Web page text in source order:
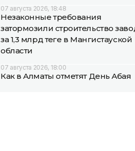
07 августа 2026, 18:48
Незаконные требования
затормозили строительство
за 1,3 млрд теңге в Мангистауской
области
07 августа 2026, 18:00
Как в Алматы отметят День Абая